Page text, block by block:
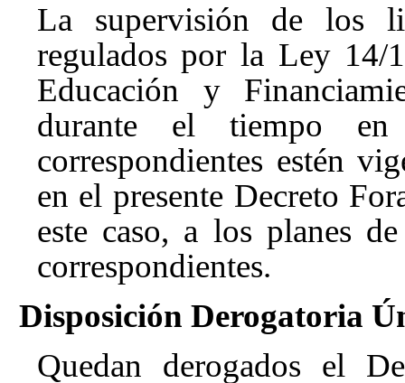
La supervisión de los
regulados por la Ley 14/
Educación y
durante el tiempo
correspondientes estén
en el presente Decreto
este caso, a los planes
correspondientes.
Disposición Derogatoria
Quedan derogados el